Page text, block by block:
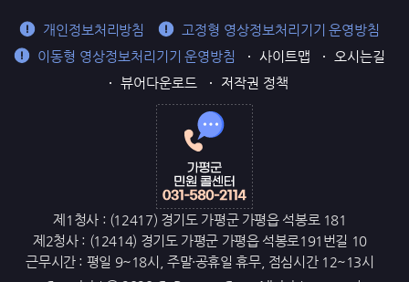
개인정보처리방침
고정형 영상정보처리기기 운영방침
이동형 영상정보처리기기 운영방침
사이트맵
오시는길
뷰어다운로드
저작권 정책
제1청사 : (12417) 경기도 가평군 가평읍 석봉로 181
제2청사 : (12414) 경기도 가평군 가평읍 석봉로191번길 10
근무시간 : 평일 9~18시, 주말·공휴일 휴무, 점심시간 12~13시